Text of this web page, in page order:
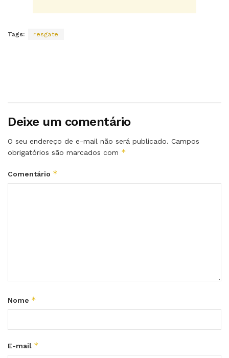
Tags: resgate
Deixe um comentário
O seu endereço de e-mail não será publicado. Campos
obrigatórios são marcados com *
Comentário *
Nome *
E-mail *